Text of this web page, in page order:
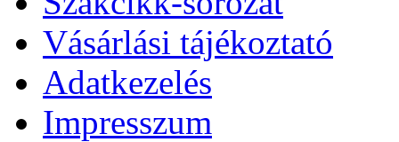
Vásárlási tájékoztató
Adatkezelés
Impresszum